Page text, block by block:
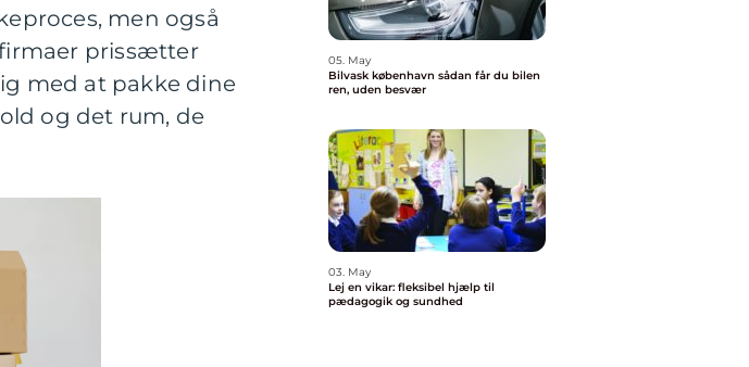
men også
prissætter
med at pakke dine
og det rum, de
05. May
Bilvask københavn sådan får du bilen
ren, uden besvær
03. May
Lej en vikar: fleksibel hjælp til
pædagogik og sundhed